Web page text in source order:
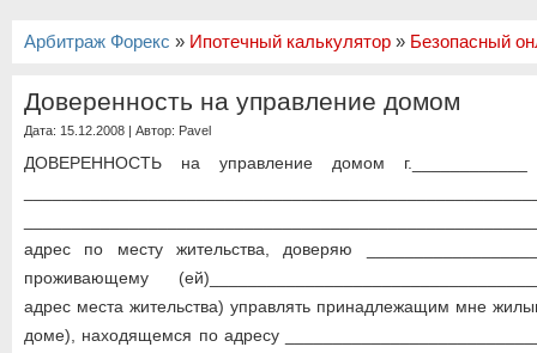
Арбитраж Форекс » Ипотечный калькулятор » Безопасный
Доверенность на управление домом
Дата: 15.12.2008 | Автор: Pavel
ДОВЕРЕННОСТЬ на управление домом г.____________
адрес по месту жительства, доверяю
проживающему
адрес места жительства) управлять принадлежащим мне
доме), находящемся по адресу